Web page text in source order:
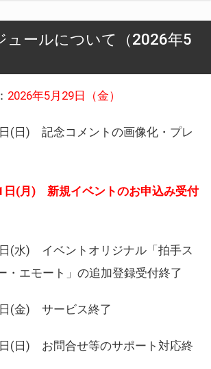
ュールについて（2026年5
2026年5月29日（金）
日(日) 記念コメントの画像化・プレ
日(月) 新規イベントのお申込み受付
日(水) イベントオリジナル「拍手ス
・エモート」の追加登録受付終了
日(金) サービス終了
日(日) お問合せ等のサポート対応終